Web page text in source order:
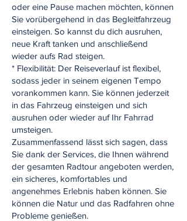
oder eine Pause machen möchten, können
Sie vorübergehend in das Begleitfahrzeug
einsteigen. So kannst du dich ausruhen,
neue Kraft tanken und anschließend
wieder aufs Rad steigen.
* Flexibilität: Der Reiseverlauf ist flexibel,
sodass jeder in seinem eigenen Tempo
vorankommen kann. Sie können jederzeit
in das Fahrzeug einsteigen und sich
ausruhen oder wieder auf Ihr Fahrrad
umsteigen.
Zusammenfassend lässt sich sagen, dass
Sie dank der Services, die Ihnen während
der gesamten Radtour angeboten werden,
ein sicheres, komfortables und
angenehmes Erlebnis haben können. Sie
können die Natur und das Radfahren ohne
Probleme genießen.